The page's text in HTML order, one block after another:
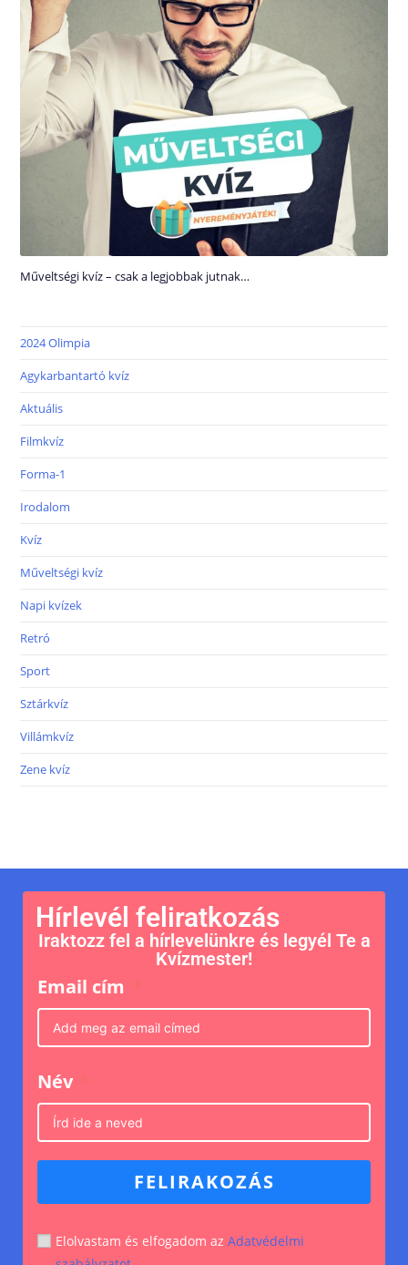
Műveltségi kvíz – csak a legjobbak jutnak…
2024 Olimpia
Agykarbantartó kvíz
Aktuális
Filmkvíz
Forma-1
Irodalom
Kvíz
Műveltségi kvíz
Napi kvízek
Retró
Sport
Sztárkvíz
Villámkvíz
Zene kvíz
Hírlevél feliratkozás
Iraktozz fel a hírlevelünkre és legyél Te a
Kvízmester!
Email cím
Név
FELIRAKOZÁS
Elolvastam és elfogadom az Adatvédelmi